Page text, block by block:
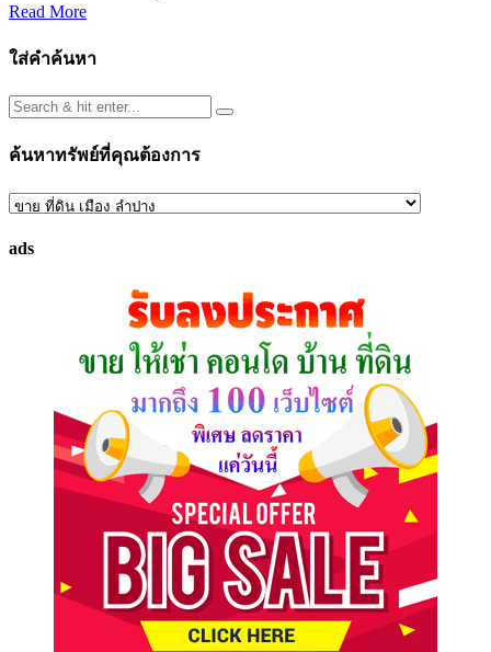
Read More
ใส่คำค้นหา
ค้นหาทรัพย์ที่คุณต้องการ
ค้นหา
ที่
ads